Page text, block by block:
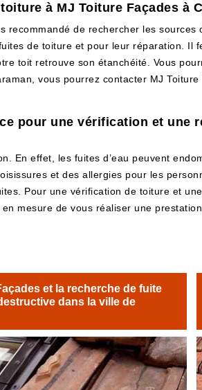
à MJ Toiture Façades à
de rechercher les
de toiture et pour leur réparation. Il
toit retrouve son étanchéité. Vous
vous pourrez contacter MJ
pour une vérification et une
En effet, les fuites d’eau peuvent
et des allergies pour les
Pour une vérification de toiture et
mesure de vous réaliser une
et la recherche de fuite
dans la ville de